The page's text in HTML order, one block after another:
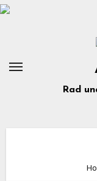
Zum
Rad